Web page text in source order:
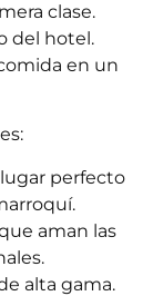
clase.
del hotel.
en un
perfecto
aman las
alta gama.